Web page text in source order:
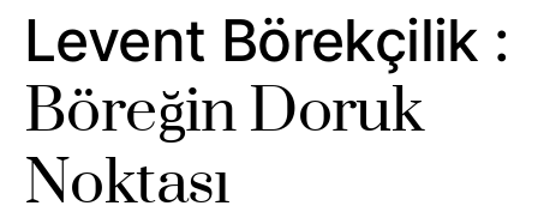
Levent Börekçilik :
Böreğin Doruk
Noktası